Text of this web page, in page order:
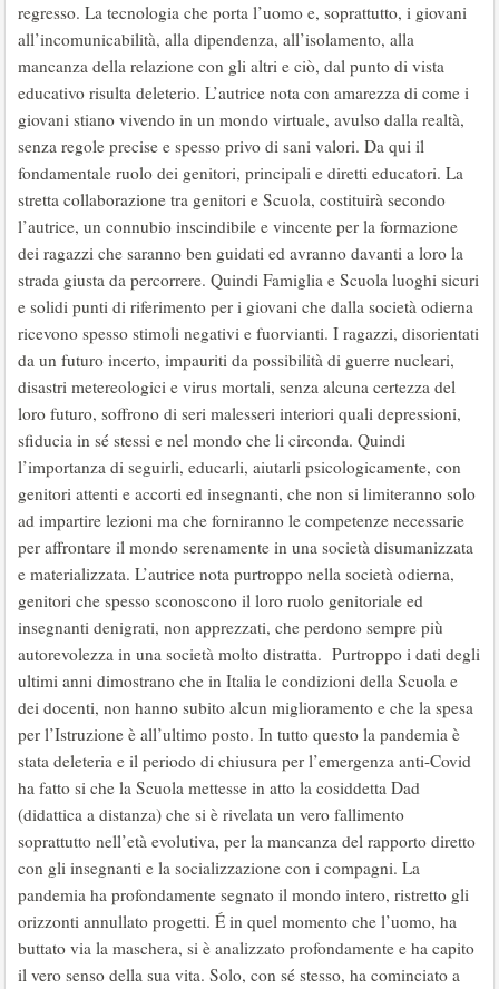
regresso. La tecnologia che porta l’uomo e, soprattutto, i giovani
all’incomunicabilità, alla dipendenza, all’isolamento, alla
mancanza della relazione con gli altri e ciò, dal punto di vista
educativo risulta deleterio. L’autrice nota con amarezza di come i
giovani stiano vivendo in un mondo virtuale, avulso dalla realtà,
senza regole precise e spesso privo di sani valori. Da qui il
fondamentale ruolo dei genitori, principali e diretti educatori. La
stretta collaborazione tra genitori e Scuola, costituirà secondo
l’autrice, un connubio inscindibile e vincente per la formazione
dei ragazzi che saranno ben guidati ed avranno davanti a loro la
strada giusta da percorrere. Quindi Famiglia e Scuola luoghi sicuri
e solidi punti di riferimento per i giovani che dalla società odierna
ricevono spesso stimoli negativi e fuorvianti. I ragazzi, disorientati
da un futuro incerto, impauriti da possibilità di guerre nucleari,
disastri metereologici e virus mortali, senza alcuna certezza del
loro futuro, soffrono di seri malesseri interiori quali depressioni,
sfiducia in sé stessi e nel mondo che li circonda. Quindi
l’importanza di seguirli, educarli, aiutarli psicologicamente, con
genitori attenti e accorti ed insegnanti, che non si limiteranno solo
ad impartire lezioni ma che forniranno le competenze necessarie
per affrontare il mondo serenamente in una società disumanizzata
e materializzata. L’autrice nota purtroppo nella società odierna,
genitori che spesso sconoscono il loro ruolo genitoriale ed
insegnanti denigrati, non apprezzati, che perdono sempre più
autorevolezza in una società molto distratta. Purtroppo i dati degli
ultimi anni dimostrano che in Italia le condizioni della Scuola e
dei docenti, non hanno subito alcun miglioramento e che la spesa
per l’Istruzione è all’ultimo posto. In tutto questo la pandemia è
stata deleteria e il periodo di chiusura per l’emergenza anti-Covid
ha fatto si che la Scuola mettesse in atto la cosiddetta Dad
(didattica a distanza) che si è rivelata un vero fallimento
soprattutto nell’età evolutiva, per la mancanza del rapporto diretto
con gli insegnanti e la socializzazione con i compagni. La
pandemia ha profondamente segnato il mondo intero, ristretto gli
orizzonti annullato progetti. É in quel momento che l’uomo, ha
buttato via la maschera, si è analizzato profondamente e ha capito
il vero senso della sua vita. Solo, con sé stesso, ha cominciato a